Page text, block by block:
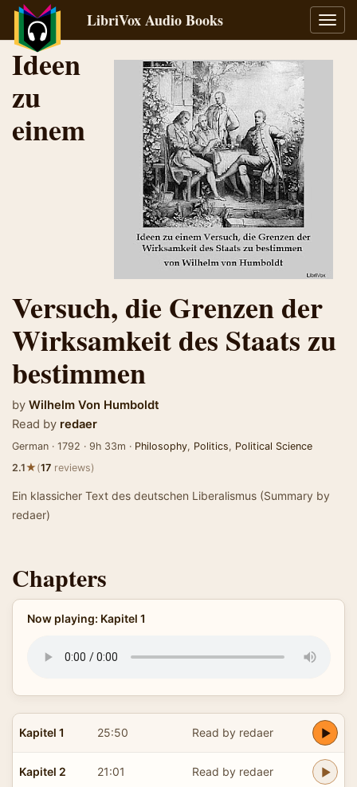
LibriVox Audio Books
Ideen
zu
einem
Versuch, die Grenzen der
Wirksamkeit des Staats zu
bestimmen
by Wilhelm Von Humboldt
Read by redaer
German · 1792 · 9h 33m · Philosophy, Politics, Political Science
2.1★(17 reviews)
Ein klassicher Text des deutschen Liberalismus (Summary by
redaer)
Chapters
Now playing: Kapitel 1
Kapitel 1 25:50 Read by redaer
Kapitel 2 21:01 Read by redaer